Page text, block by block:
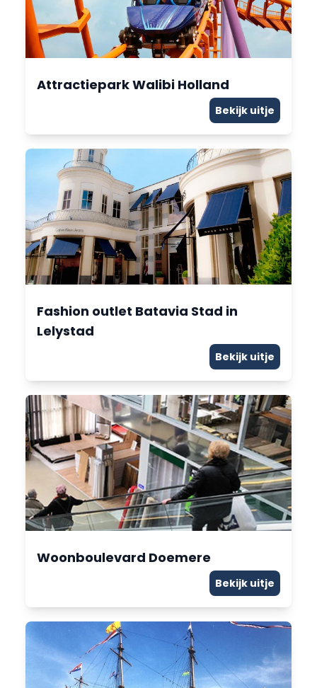
Attractiepark Walibi Holland
Bekijk uitje
Fashion outlet Batavia Stad in
Lelystad
Bekijk uitje
Woonboulevard Doemere
Bekijk uitje